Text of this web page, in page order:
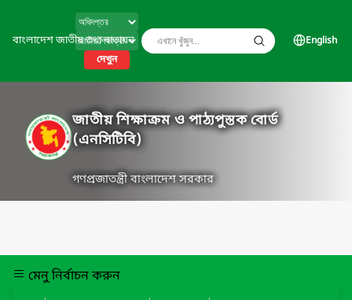
বাংলাদেশ জাতীয় তথ্য বাতায়ন
দেখুন
English
জাতীয় শিক্ষাক্রম ও পাঠ্যপুস্তক বোর্ড
(এনসিটিবি)
গণপ্রজাতন্ত্রী বাংলাদেশ সরকার
মেনু নির্বাচন করুন